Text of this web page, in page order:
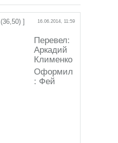
(36,50) ] 16.06.2014, 11:59
Перевел:
Аркадий
Клименко
Оформил
: Фей